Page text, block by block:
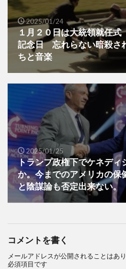
2025/01/24
１月２０日は大統領就任
記念日 忘れらない暗殺さ
ちと音楽
2025/01/25
トランプ政権下でケネディ
か。今までのアメリカの保
と陰謀論も否定出来ない。
コメントを書く
メールアドレスが公開されることはあり
必須項目です